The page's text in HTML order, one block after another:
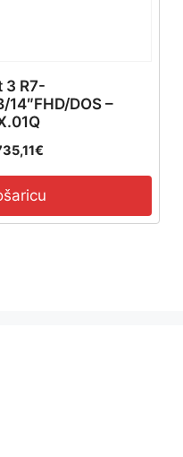
3 R7-
14″FHD/DOS –
€